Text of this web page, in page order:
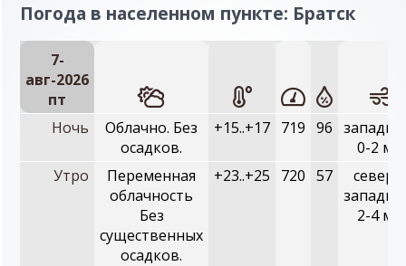
Погода в населенном пункте: Братск
7-
авг-2026
пт
Ночь
Облачно. Без
осадков.
+15..+17 719 96
0-2 м/с
Утро
Переменная
облачность
Без
существенных
осадков.
+23..+25 720 57
2-4 м/с